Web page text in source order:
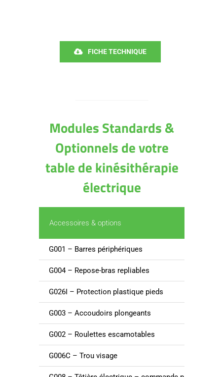
FICHE TECHNIQUE
Modules Standards &
Optionnels de votre
table de kinésithérapie
électrique
Accessoires & options
G001 – Barres périphériques
G004 – Repose-bras repliables
G026I – Protection plastique pieds
G003 – Accoudoirs plongeants
G002 – Roulettes escamotables
G006C – Trou visage